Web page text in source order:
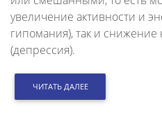
увеличение активности и
гипомания), так и
(депрессия).
ЧИТАТЬ ДАЛЕЕ